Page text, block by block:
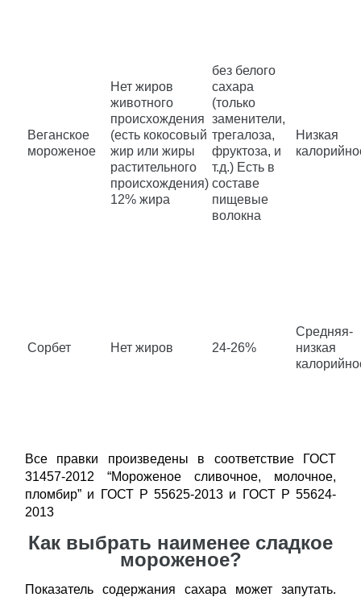
Веганское
мороженое
Нет жиров
животного
происхождения
(есть кокосовый
жир или жиры
растительного
происхождения)
12% жира
без белого
сахара
(только
заменители,
трегалоза,
фруктоза, и
т.д.) Есть в
составе
пищевые
волокна
Низкая
Сорбет Нет жиров 24-26%
Средняя-
низкая
Все правки произведены в соответствие ГОСТ
31457-2012 “Мороженое сливочное, молочное,
пломбир” и ГОСТ Р 55625-2013 и ГОСТ Р 55624-
2013
Как выбрать наименее сладкое
мороженое?
Показатель содержания сахара может запутать.